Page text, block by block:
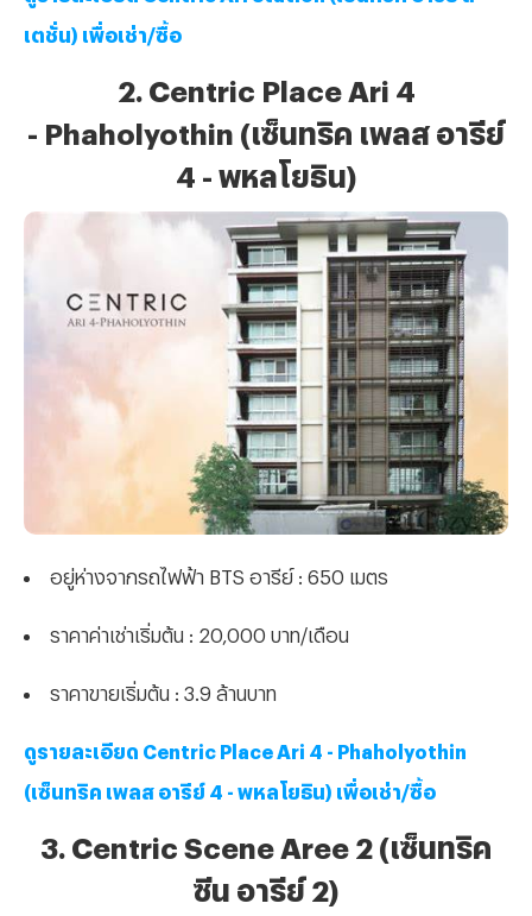
เตชั่น) เพื่อเช่า/ซื้อ
2. Centric Place Ari 4
- Phaholyothin (เซ็นทริค เพลส อารีย์
4 - พหลโยธิน)
อยู่ห่างจากรถไฟฟ้า BTS อารีย์ : 650 เมตร
ราคาค่าเช่าเริ่มต้น : 20,000 บาท/เดือน
ราคาขายเริ่มต้น : 3.9 ล้านบาท
ดูรายละเอียด Centric Place Ari 4 - Phaholyothin
(เซ็นทริค เพลส อารีย์ 4 - พหลโยธิน) เพื่อเช่า/ซื้อ
3. Centric Scene Aree 2 (เซ็นทริค
ซีน อารีย์ 2)